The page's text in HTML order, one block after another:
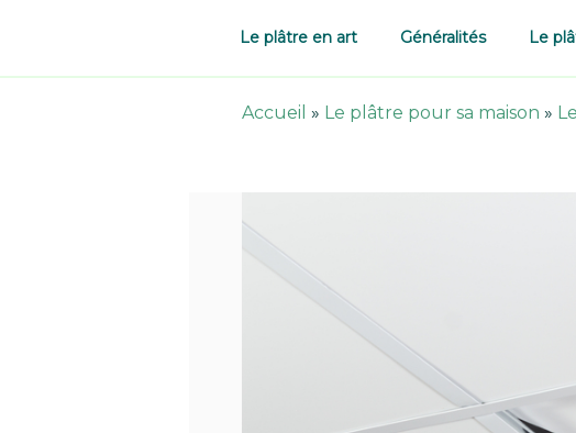
Le plâtre en art Généralités Le
Accueil » Le plâtre pour sa maison »